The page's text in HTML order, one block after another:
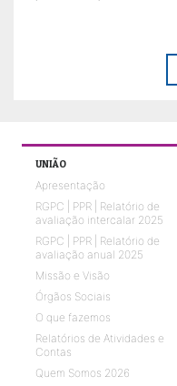
UNIÃO
Apresentação
RGPC | PPR | Relatório de
avaliação intercalar 2025
RGPC | PPR | Relatório de
avaliação anual 2025
Missão e Visão
Órgãos Sociais
O que fazemos
Relatórios de Atividades e
Contas
Quem Somos 2026